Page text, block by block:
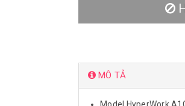
MÔ TẢ
Model HyperWork